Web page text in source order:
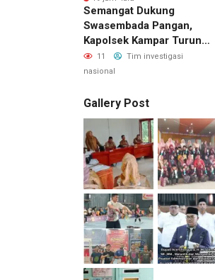
Semangat Dukung
Swasembada Pangan,
Kapolsek Kampar Turun
Langsung Panen Jagung
Di Sendayan
11
Tim investigasi
nasional
Gallery Post